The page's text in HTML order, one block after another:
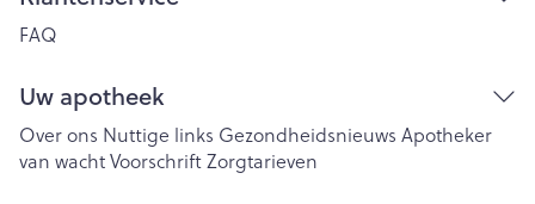
FAQ
Uw apotheek
Over ons Nuttige links Gezondheidsnieuws Apotheker
van wachtVoorschriftZorgtarieven